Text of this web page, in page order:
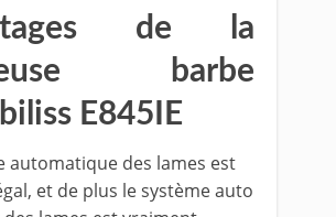
de la
barbe
E845IE
automatique des lames est
et de plus le système auto